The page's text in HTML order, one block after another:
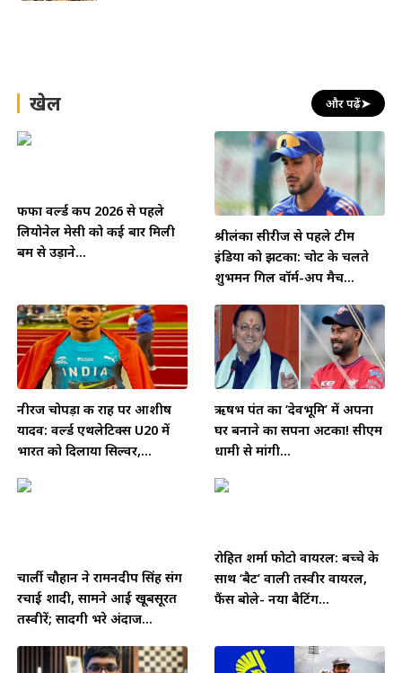
खेल और पढ़ें➤
फीफा वर्ल्ड कप 2026 से पहले
लियोनेल मेसी को कई बार मिली
बम से उड़ाने...
श्रीलंका सीरीज से पहले टीम
इंडिया को झटका: चोट के चलते
शुभमन गिल वॉर्म-अप मैच...
नीरज चोपड़ा की राह पर आशीष
यादव: वर्ल्ड एथलेटिक्स U20 में
भारत को दिलाया सिल्वर,...
ऋषभ पंत का ‘देवभूमि’ में अपना
घर बनाने का सपना अटका! सीएम
धामी से मांगी...
चार्ली चौहान ने रामनदीप सिंह संग
रचाई शादी, सामने आईं खूबसूरत
तस्वीरें; सादगी भरे अंदाज...
रोहित शर्मा फोटो वायरल: बच्चे के
साथ ‘बैट’ वाली तस्वीर वायरल,
फैंस बोले- नया बैटिंग...